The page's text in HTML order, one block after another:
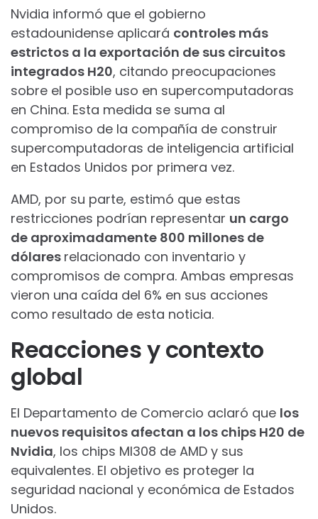
Nvidia informó que el gobierno
estadounidense aplicará controles más
estrictos a la exportación de sus circuitos
integrados H20, citando preocupaciones
sobre el posible uso en supercomputadoras
en China. Esta medida se suma al
compromiso de la compañía de construir
supercomputadoras de inteligencia artificial
en Estados Unidos por primera vez.
AMD, por su parte, estimó que estas
restricciones podrían representar un cargo
de aproximadamente 800 millones de
dólares relacionado con inventario y
compromisos de compra. Ambas empresas
vieron una caída del 6% en sus acciones
como resultado de esta noticia.
Reacciones y contexto
global
El Departamento de Comercio aclaró que los
nuevos requisitos afectan a los chips H20 de
Nvidia, los chips MI308 de AMD y sus
equivalentes. El objetivo es proteger la
seguridad nacional y económica de Estados
Unidos.